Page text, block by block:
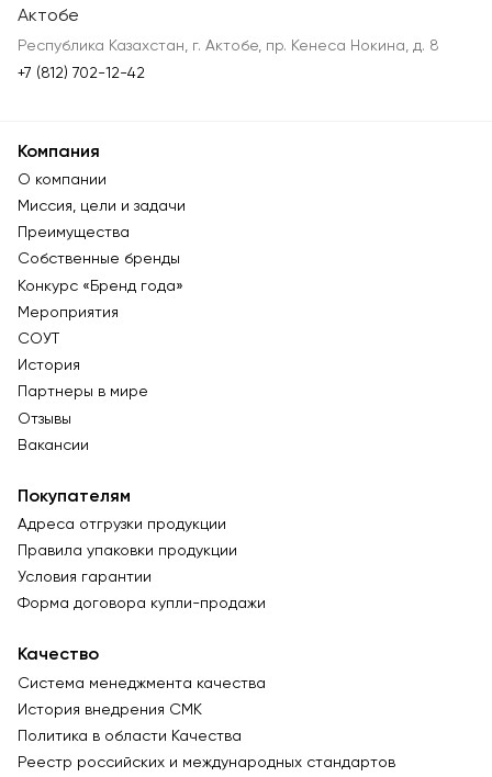
Актобе
Республика Казахстан, г. Актобе, пр. Кенеса Нокина, д. 8
+7 (812) 702-12-42
Компания
О компании
Миссия, цели и задачи
Преимущества
Собственные бренды
Конкурс «Бренд года»
Мероприятия
СОУТ
История
Партнеры в мире
Отзывы
Вакансии
Покупателям
Адреса отгрузки продукции
Правила упаковки продукции
Условия гарантии
Форма договора купли-продажи
Качество
Система менеджмента качества
История внедрения СМК
Политика в области Качества
Реестр российских и международных стандартов